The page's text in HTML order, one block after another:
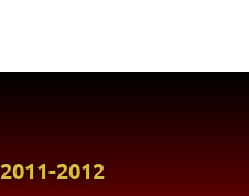
2011-2012